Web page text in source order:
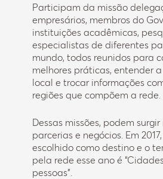
Participam da missão
empresários, membros do
instituições acadêmicas,
especialistas de diferentes
mundo, todos reunidos para
melhores práticas, entender
local e trocar informações
regiões que compõem a rede.
Dessas missões, podem
parcerias e negócios. Em
escolhido como destino e o
pela rede esse ano é
pessoas”.